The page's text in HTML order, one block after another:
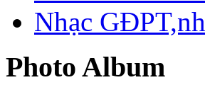
Nhạc
Photo Album